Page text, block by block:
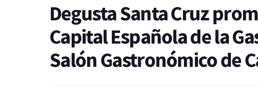
Degusta Santa Cruz
Capital Española de la
Salón Gastronómico de